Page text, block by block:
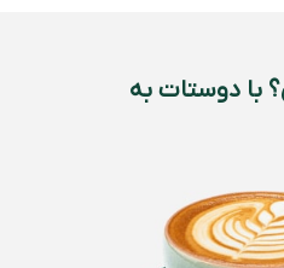
با دوستات به